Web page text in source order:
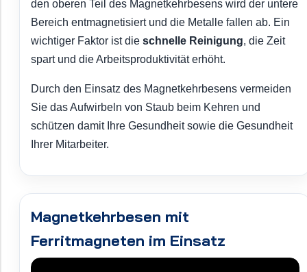
den oberen Teil des Magnetkehrbesens wird der untere
Bereich entmagnetisiert und die Metalle fallen ab. Ein
wichtiger Faktor ist die schnelle Reinigung, die Zeit
spart und die Arbeitsproduktivität erhöht.
Durch den Einsatz des Magnetkehrbesens vermeiden
Sie das Aufwirbeln von Staub beim Kehren und
schützen damit Ihre Gesundheit sowie die Gesundheit
Ihrer Mitarbeiter.
Magnetkehrbesen mit
Ferritmagneten im Einsatz